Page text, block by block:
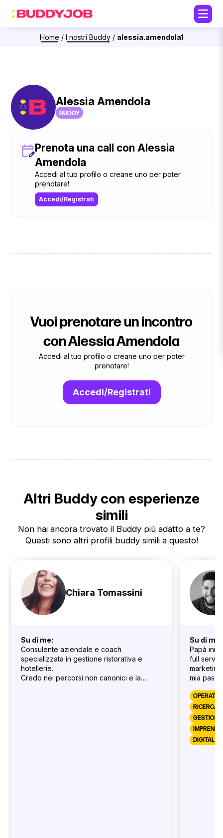
Home / I nostri Buddy/ alessia.amendola1
Alessia Amendola
BUDDY
Prenota una call con Alessia
Amendola
Accedi al tuo profilo o creane uno per poter
prenotare!
Accedi/Registrati
Vuoi prenotare un incontro
con Alessia Amendola
Accedi al tuo profilo o creane uno per poter
prenotare!
Accedi/Registrati
Altri Buddy con esperienze
simili
Non hai ancora trovato il Buddy più adatto a te?
Questi sono altri profili buddy simili a questo!
Chiara Tomassini
Su di me:
Consulente aziendale e coach
specializzata in gestione ristorativa e
hotellerie.
Credo nei percorsi non canonici e la
Su di me:
Papà
full
mia
sviluppo
docente
RICERCA
DIGITAL